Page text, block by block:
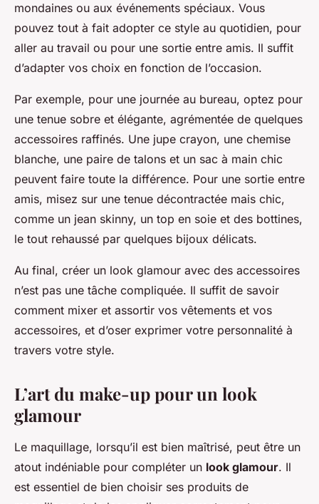
mondaines ou aux événements spéciaux. Vous
pouvez tout à fait adopter ce style au quotidien, pour
aller au travail ou pour une sortie entre amis. Il suffit
d’adapter vos choix en fonction de l’occasion.
Par exemple, pour une journée au bureau, optez pour
une tenue sobre et élégante, agrémentée de quelques
accessoires raffinés. Une jupe crayon, une chemise
blanche, une paire de talons et un sac à main chic
peuvent faire toute la différence. Pour une sortie entre
amis, misez sur une tenue décontractée mais chic,
comme un jean skinny, un top en soie et des bottines,
le tout rehaussé par quelques bijoux délicats.
Au final, créer un look glamour avec des accessoires
n’est pas une tâche compliquée. Il suffit de savoir
comment mixer et assortir vos vêtements et vos
accessoires, et d’oser exprimer votre personnalité à
travers votre style.
L’art du make-up pour un look
glamour
Le maquillage, lorsqu’il est bien maîtrisé, peut être un
atout indéniable pour compléter un look glamour. Il
est essentiel de bien choisir ses produits de